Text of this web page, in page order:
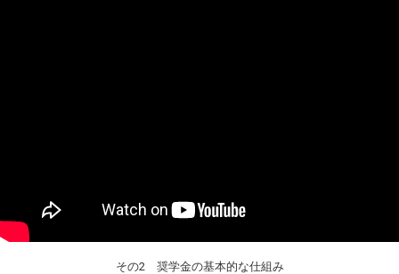
その2 奨学金の基本的な仕組み